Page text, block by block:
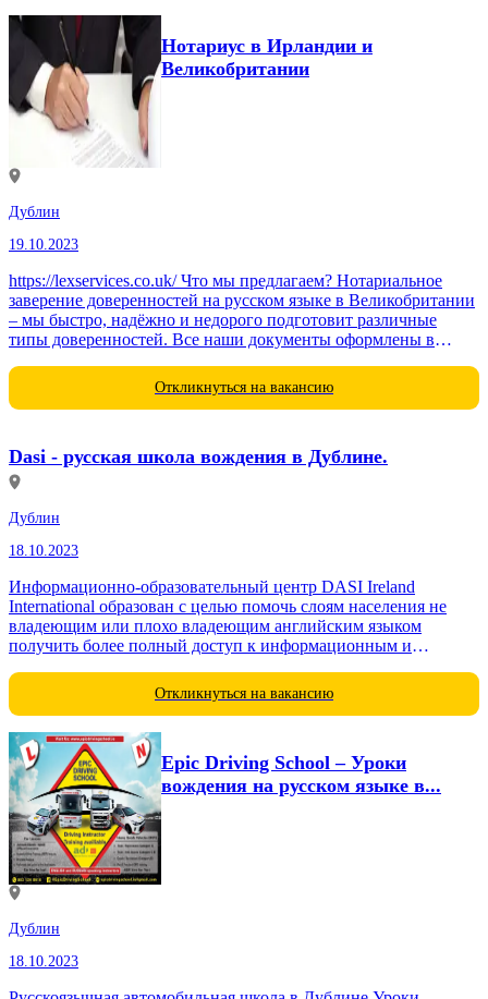
Нотариус в Ирландии и
Великобритании
Дублин
19.10.2023
https://lexservices.co.uk/ Что мы предлагаем? Нотариальное
заверение доверенностей на русском языке в Великобритании
– мы быстро, надёжно и недорого подготовит различные
типы доверенностей. Все наши документы оформлены в
Откликнуться на вакансию
Dasi - русская школа вождения в Дублине.
Дублин
18.10.2023
Информационно-образовательный центр DASI Ireland
International образован с целью помочь слоям населения не
владеющим или плохо владеющим английским языком
получить более полный доступ к информационным и
Откликнуться на вакансию
Epic Driving School – Уроки
вождения на русском языке в...
Дублин
18.10.2023